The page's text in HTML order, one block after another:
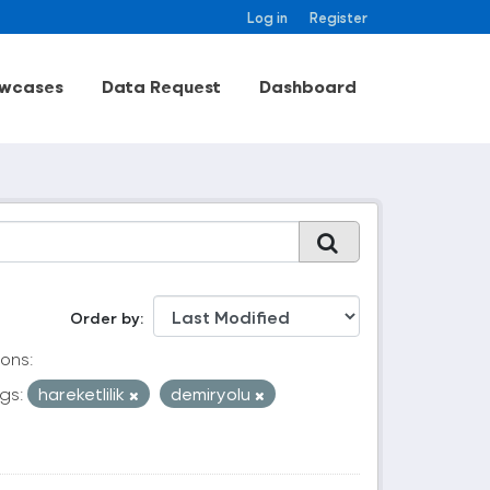
Log in Register
Data Request Dashboard
Order by
hareketlilik demiryolu